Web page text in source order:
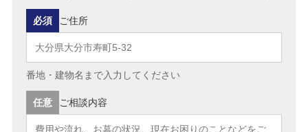
ご住所
必須
番地・建物名まで入力してください
ご相談内容
任意